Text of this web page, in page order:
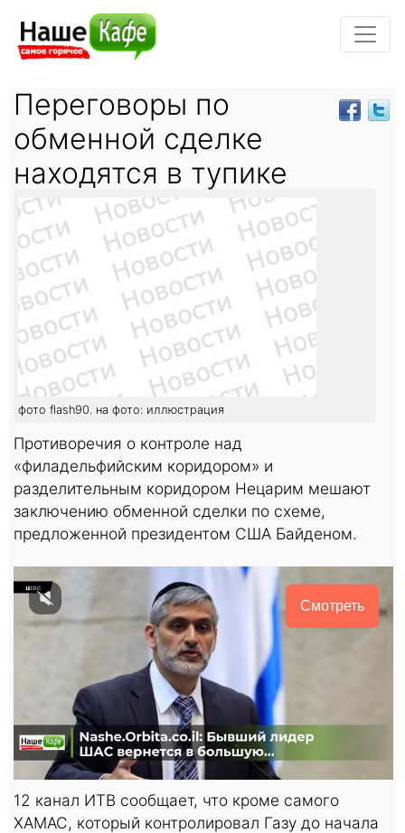
Переговоры по
обменной сделке
находятся в тупике
фото flash90. на фото: иллюстрация
Противоречия о контроле над
«филадельфийским коридором» и
разделительным коридором Нецарим мешают
заключению обменной сделки по схеме,
предложенной президентом США Байденом.
Смотреть
12 канал ИТВ сообщает, что кроме самого
ХАМАС, который контролировал Газу до начала